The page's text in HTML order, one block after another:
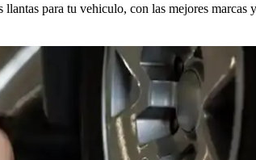
llantas para tu vehiculo, con las mejores